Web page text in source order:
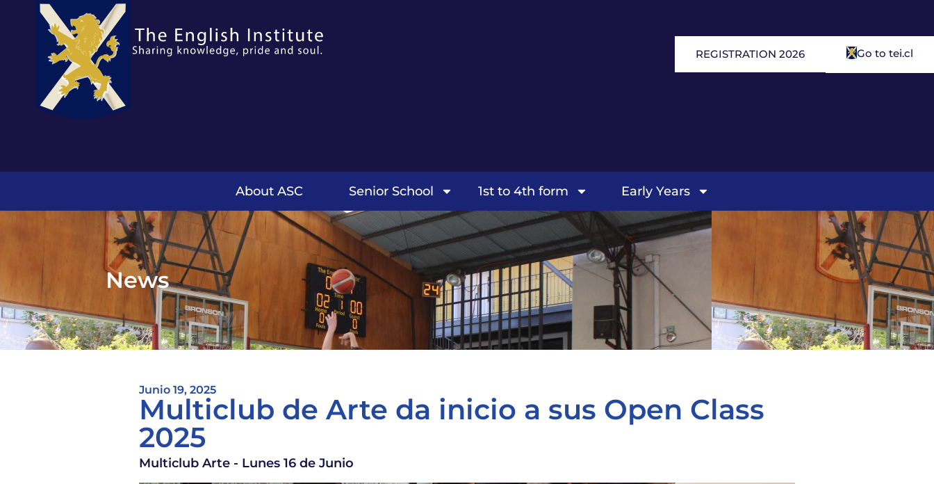
Go to tei.cl
REGISTRATION 2026
About ASC Senior School 1st to 4th form Early Years
News
Junio 19, 2025
Multiclub de Arte da inicio a sus Open Class
2025
Multiclub Arte - Lunes 16 de Junio